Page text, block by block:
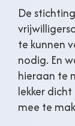
De
te kunnen
nodig. En
hieraan te
lekker
mee te